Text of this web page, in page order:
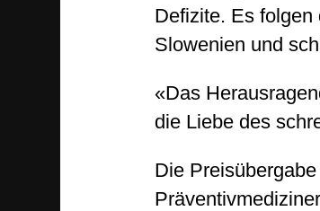
Defizite. Es
Slowenien und
«Das
die Liebe des
Die